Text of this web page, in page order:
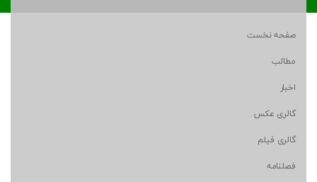
صفحه نخست
مطالب
اخبار
گالری عکس
گالری فیلم
فصلنامه